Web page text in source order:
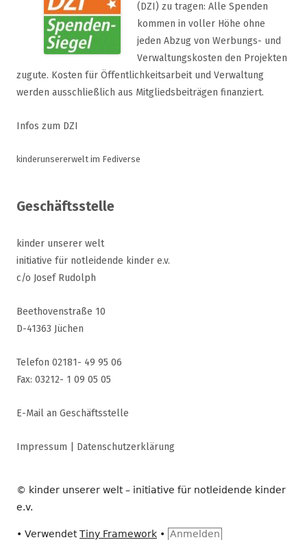
(DZI) zu tragen: Alle Spenden
kommen in voller Höhe ohne
jeden Abzug von Werbungs- und
Verwaltungskosten den Projekten
zugute. Kosten für Öffentlichkeitsarbeit und Verwaltung
werden ausschließlich aus Mitgliedsbeiträgen finanziert.
Infos zum DZI
kinderunsererwelt im Fediverse
Geschäftsstelle
kinder unserer welt
initiative für notleidende kinder e.v.
c/o Josef Rudolph
Beethovenstraße 10
D-41363 Jüchen
Telefon 02181- 49 95 06
Fax: 03212- 1 09 05 05
E-Mail an Geschäftsstelle
Impressum Datenschutzerklärung
© kinder unserer welt – initiative für notleidende kinder
e.v.
• VerwendetTiny Framework • Anmelden